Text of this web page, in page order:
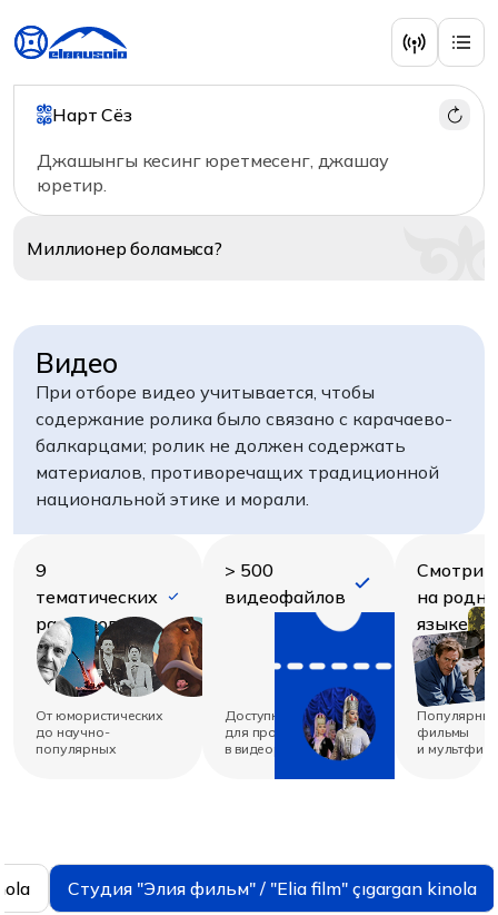
Нарт Сёз
Джашынгы кесинг юретмесенг, джашау
юретир.
Миллионерболамыса?
Видео
При отборе видео учитывается, чтобы
содержание ролика было связано с карачаево-
балкарцами; ролик не должен содержать
материалов, противоречащих традиционной
национальной этике и морали.
9
тематических
разделов
От юмористических
до научно-
популярных
> 500
видеофайлов
Доступны
для просмотра
в видеоразделе
на
языке
фильмы
и
Студия "Элия фильм" / "Elia film" çıgargan kinola